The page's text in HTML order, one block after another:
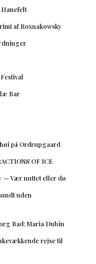
af Roxnakowsky
Bar
på Ordrupgaard
OF ICE
— Vær nuttet eller dø
uden
Bad: Maria Dubin
rejse til